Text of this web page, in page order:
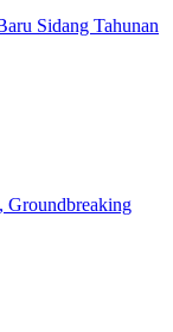
Sidang Tahunan
Groundbreaking